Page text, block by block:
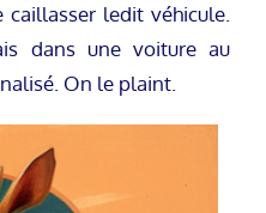
ledit véhicule.
dans une voiture au
On le plaint.